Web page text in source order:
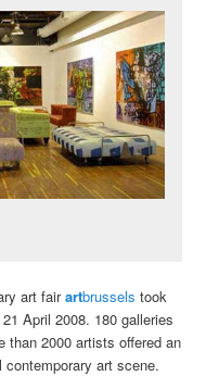
art fairartbrussels took
April 2008. 180 galleries
than 2000 artists offered an
art scene.